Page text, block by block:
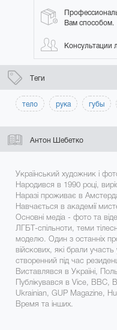
Вам способом.
Консультации
Теги
тело рука губы
Антон Шебетко
Український художник і
Народився в 1990 році,
Наразі проживає в
Навчається в академії
Основні медіа - фото та
ЛГБТ-спільноти, теми
моделю. Один з останніх
війскових, які брали участь
створенний під час
Виставлявся в Україні,
Публікувався в Vice, BBC,
Ukrainian, GUP Magazine,
Время та інших.